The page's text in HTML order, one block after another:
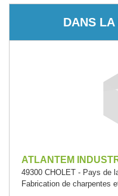
DANS LA
ATLANTEM
49300 CHOLET - Pays de
Fabrication de charpentes